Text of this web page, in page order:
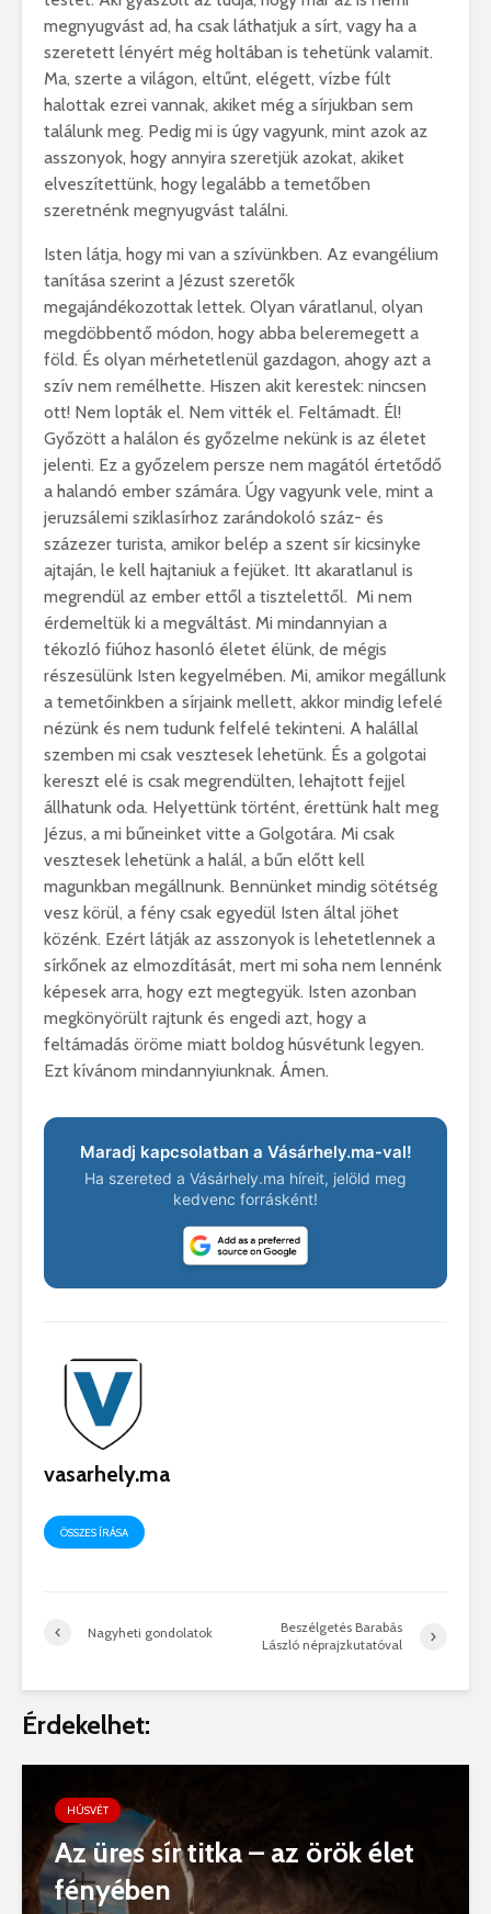
megnyugvást ad, ha csak láthatjuk a sírt, vagy ha a
szeretett lényért még holtában is tehetünk valamit.
Ma, szerte a világon, eltűnt, elégett, vízbe fúlt
halottak ezrei vannak, akiket még a sírjukban sem
találunk meg. Pedig mi is úgy vagyunk, mint azok az
asszonyok, hogy annyira szeretjük azokat, akiket
elveszítettünk, hogy legalább a temetőben
szeretnénk megnyugvást találni.
Isten látja, hogy mi van a szívünkben. Az evangélium
tanítása szerint a Jézust szeretők
megajándékozottak lettek. Olyan váratlanul, olyan
megdöbbentő módon, hogy abba beleremegett a
föld. És olyan mérhetetlenül gazdagon, ahogy azt a
szív nem remélhette. Hiszen akit kerestek: nincsen
ott! Nem lopták el. Nem vitték el. Feltámadt. Él!
Győzött a halálon és győzelme nekünk is az életet
jelenti. Ez a győzelem persze nem magától értetődő
a halandó ember számára. Úgy vagyunk vele, mint a
jeruzsálemi sziklasírhoz zarándokoló száz- és
százezer turista, amikor belép a szent sír kicsinyke
ajtaján, le kell hajtaniuk a fejüket. Itt akaratlanul is
megrendül az ember ettől a tisztelettől. Mi nem
érdemeltük ki a megváltást. Mi mindannyian a
tékozló fiúhoz hasonló életet élünk, de mégis
részesülünk Isten kegyelmében. Mi, amikor megállunk
a temetőinkben a sírjaink mellett, akkor mindig lefelé
nézünk és nem tudunk felfelé tekinteni. A halállal
szemben mi csak vesztesek lehetünk. És a golgotai
kereszt elé is csak megrendülten, lehajtott fejjel
állhatunk oda. Helyettünk történt, érettünk halt meg
Jézus, a mi bűneinket vitte a Golgotára. Mi csak
vesztesek lehetünk a halál, a bűn előtt kell
magunkban megállnunk. Bennünket mindig sötétség
vesz körül, a fény csak egyedül Isten által jöhet
közénk. Ezért látják az asszonyok is lehetetlennek a
sírkőnek az elmozdítását, mert mi soha nem lennénk
képesek arra, hogy ezt megtegyük. Isten azonban
megkönyörült rajtunk és engedi azt, hogy a
feltámadás öröme miatt boldog húsvétunk legyen.
Ezt kívánom mindannyiunknak. Ámen.
Maradj kapcsolatban a Vásárhely.ma-val!
Ha szereted a Vásárhely.ma híreit, jelöld meg
kedvenc forrásként!
vasarhely.ma
ÖSSZES ÍRÁSA
Nagyheti gondolatok
Beszélgetés Barabás
László néprajzkutatóval
Érdekelhet:
HÚSVÉT
Az üres sír titka – az örök élet
fényében